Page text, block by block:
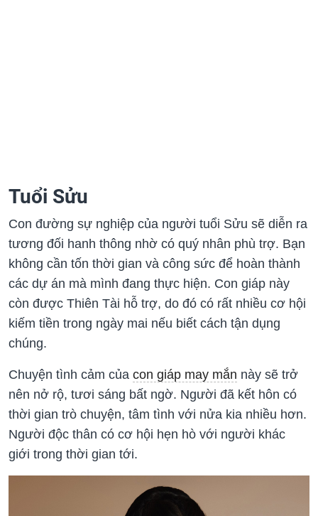
Tuổi Sửu
Con đường sự nghiệp của người tuổi Sửu sẽ diễn ra
tương đối hanh thông nhờ có quý nhân phù trợ. Bạn
không cần tốn thời gian và công sức để hoàn thành
các dự án mà mình đang thực hiện. Con giáp này
còn được Thiên Tài hỗ trợ, do đó có rất nhiều cơ hội
kiếm tiền trong ngày mai nếu biết cách tận dụng
chúng.
Chuyện tình cảm của con giáp may mắn này sẽ trở
nên nở rộ, tươi sáng bất ngờ. Người đã kết hôn có
thời gian trò chuyện, tâm tình với nửa kia nhiều hơn.
Người độc thân có cơ hội hẹn hò với người khác
giới trong thời gian tới.